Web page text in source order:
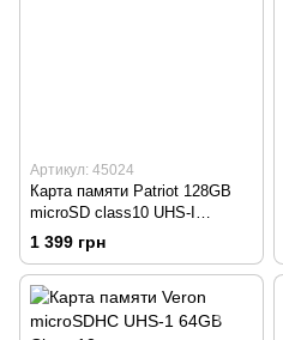
Артикул: 45024
Карта памяти Patriot 128GB
microSD class10 UHS-I
(PSF128GMDC10)
1 399 грн